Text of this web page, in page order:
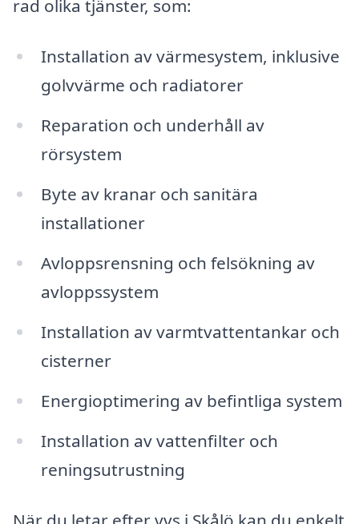
rad olika tjänster, som:
Installation av värmesystem, inklusive
golvvärme och radiatorer
Reparation och underhåll av
rörsystem
Byte av kranar och sanitära
installationer
Avloppsrensning och felsökning av
avloppssystem
Installation av varmtvattentankar och
cisterner
Energioptimering av befintliga system
Installation av vattenfilter och
reningsutrustning